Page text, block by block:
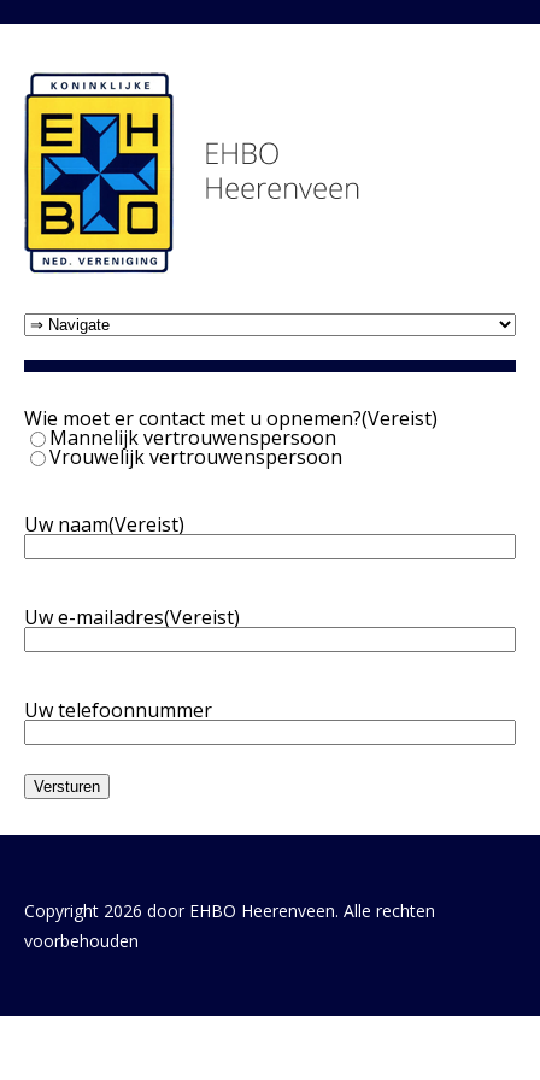
Wie moet er contact met u opnemen?(Vereist)
Mannelijk vertrouwenspersoon
Vrouwelijk vertrouwenspersoon
Uw naam(Vereist)
Uw e-mailadres(Vereist)
Uw telefoonnummer
Copyright 2026 door EHBO Heerenveen. Alle rechten
voorbehouden